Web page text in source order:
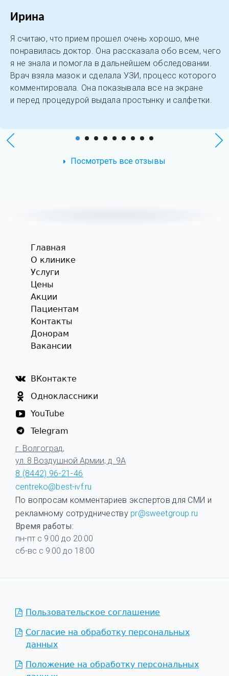
Ирина
Я считаю, что прием прошел очень хорошо, мне
понравилась доктор. Она рассказала обо всем, чего
я не знала и помогла в дальнейшем обследовании.
Врач взяла мазок и сделала УЗИ, процесс которого
комментировала. Она показывала все на экране
и перед процедурой выдала простынку и салфетки.
Посмотреть все отзывы
Главная
О клинике
Услуги
Цены
Акции
Пациентам
Контакты
Донорам
Вакансии
ВКонтакте
Одноклассники
YouTube
Telegram
г. Волгоград,
ул. 8 Воздушной Армии, д. 9А
8 (8442) 96-21-46
centreko@best-ivf.ru
По вопросам комментариев экспертов для СМИ и
рекламному сотрудничеству pr@sweetgroup.ru
Время работы:
пн-пт с 9:00 до 20:00
сб-вс с 9:00 до 18:00
Пользовательское соглашение
Согласие на обработку персональных
данных
Положение на обработку персональных